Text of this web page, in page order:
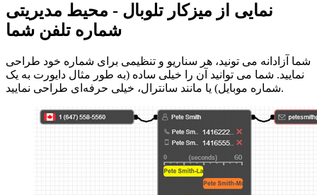
نمایی از میزکار تلوبال - محیط مدیریتی
شماره تلفن شما
شما آزادانه می تونید، هر سناریو و تنظیمی برای شماره خود طراحی
نمایید. شما می توانید آن را خیلی ساده (به طور مثال دایورت به یک
شماره موبایل) یا مانند سانترال، خیلی حرفه‌ای طراحی نمایید.